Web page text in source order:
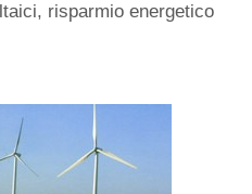
, risparmio energetico